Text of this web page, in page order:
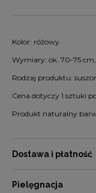
Kolor: różowy
Wymiary: ok. 70-75 cm,
Rodzaj produktu:
Cena dotyczy 1 sztuki
Produkt naturalny
Dostawa i płatność
Pielęgnacja